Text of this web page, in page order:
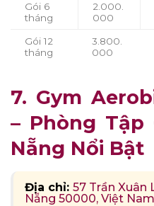
Gói 6
tháng
2.000.
000
Gói 12
tháng
3.800.
000
7. Gym
– Phòng
Nẵng Nổi Bật
Địa chỉ: 57 Trần Xuân
Nẵng 50000, Việt Nam